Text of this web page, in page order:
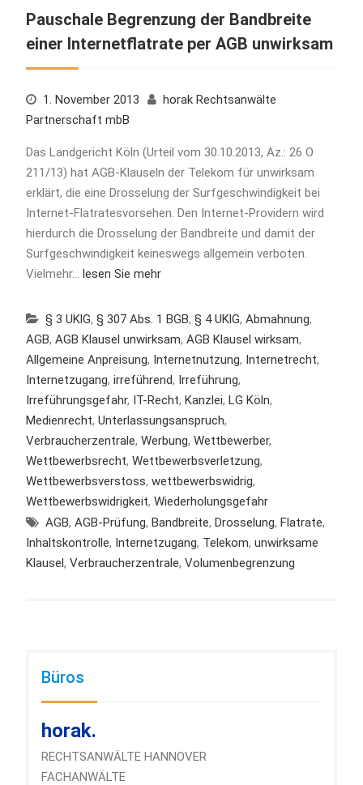
Pauschale Begrenzung der Bandbreite
einer Internetflatrate per AGB unwirksam
1. November 2013
horak Rechtsanwälte
Partnerschaft mbB
Das Landgericht Köln (Urteil vom 30.10.2013, Az.: 26 O
211/13) hat AGB-Klauseln der Telekom für unwirksam
erklärt, die eine Drosselung der Surfgeschwindigkeit bei
Internet-Flatratesvorsehen. Den Internet-Providern wird
hierdurch die Drosselung der Bandbreite und damit der
Surfgeschwindigkeit keineswegs allgemein verboten.
Vielmehr… lesen Sie mehr
§ 3 UKlG, § 307 Abs. 1 BGB, § 4 UKlG, Abmahnung,
AGB, AGB Klausel unwirksam, AGB Klausel wirksam,
Allgemeine Anpreisung, Internetnutzung, Internetrecht,
Internetzugang, irreführend, Irreführung,
Irreführungsgefahr, IT-Recht, Kanzlei, LG Köln,
Medienrecht, Unterlassungsanspruch,
Verbraucherzentrale, Werbung, Wettbewerber,
Wettbewerbsrecht, Wettbewerbsverletzung,
Wettbewerbsverstoss, wettbewerbswidrig,
Wettbewerbswidrigkeit, Wiederholungsgefahr
AGB, AGB-Prüfung, Bandbreite, Drosselung, Flatrate,
Inhaltskontrolle, Internetzugang, Telekom, unwirksame
Klausel, Verbraucherzentrale, Volumenbegrenzung
Büros
horak.
RECHTSANWÄLTE HANNOVER
FACHANWÄLTE